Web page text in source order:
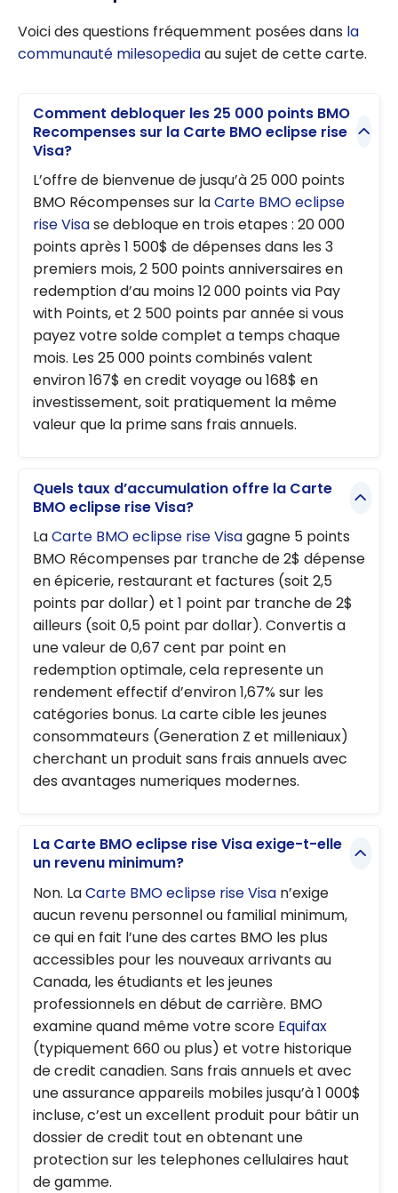
Voici des questions fréquemment posées dans la
communauté milesopediaau sujet de cette carte.
Comment debloquer les 25 000 points BMO
Recompenses sur la Carte BMO eclipse rise
Visa?
L’offre de bienvenue de jusqu’à 25 000 points
BMO Récompenses sur laCarte BMO eclipse
rise Visase debloque en trois etapes : 20 000
points après 1 500$ de dépenses dans les 3
premiers mois, 2 500 points anniversaires en
redemption d’au moins 12 000 points via Pay
with Points, et 2 500 points par année si vous
payez votre solde complet a temps chaque
mois. Les 25 000 points combinés valent
environ 167$ en credit voyage ou 168$ en
investissement, soit pratiquement la même
valeur que la prime sans frais annuels.
Quels taux d’accumulation offre la Carte
BMO eclipse rise Visa?
LaCarte BMO eclipse rise Visagagne 5 points
BMO Récompenses par tranche de 2$ dépense
en épicerie, restaurant et factures (soit 2,5
points par dollar) et 1 point par tranche de 2$
ailleurs (soit 0,5 point par dollar). Convertis a
une valeur de 0,67 cent par point en
redemption optimale, cela represente un
rendement effectif d’environ 1,67% sur les
catégories bonus. La carte cible les jeunes
consommateurs (Generation Z et milleniaux)
cherchant un produit sans frais annuels avec
des avantages numeriques modernes.
La Carte BMO eclipse rise Visa exige-t-elle
un revenu minimum?
Non. LaCarte BMO eclipse rise Visa n’exige
aucun revenu personnel ou familial minimum,
ce qui en fait l’une des cartes BMO les plus
accessibles pour les nouveaux arrivants au
Canada, les étudiants et les jeunes
professionnels en début de carrière. BMO
examine quand même votre score Equifax
(typiquement 660 ou plus) et votre historique
de credit canadien. Sans frais annuels et avec
une assurance appareils mobiles jusqu’à 1 000$
incluse, c’est un excellent produit pour bâtir un
dossier de credit tout en obtenant une
protection sur les telephones cellulaires haut
de gamme.